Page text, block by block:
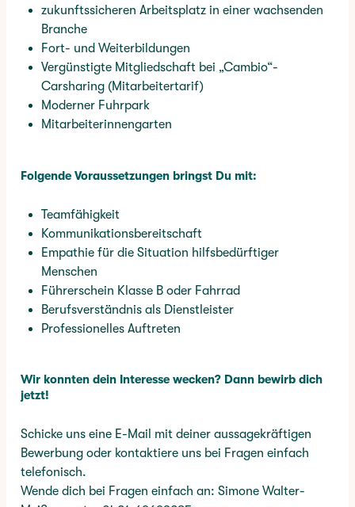
zukunftssicheren Arbeitsplatz in einer wachsenden
Branche
Fort- und Weiterbildungen
Vergünstigte Mitgliedschaft bei „Cambio“-
Carsharing (Mitarbeitertarif)
Moderner Fuhrpark
Mitarbeiterinnengarten
Folgende Voraussetzungen bringst Du mit:
Teamfähigkeit
Kommunikationsbereitschaft
Empathie für die Situation hilfsbedürftiger
Menschen
Führerschein Klasse B oder Fahrrad
Berufsverständnis als Dienstleister
Professionelles Auftreten
Wir konnten dein Interesse wecken? Dann bewirb dich
jetzt!
Schicke uns eine E-Mail mit deiner aussagekräftigen
Bewerbung oder kontaktiere uns bei Fragen einfach
telefonisch.
Wende dich bei Fragen einfach an: Simone Walter-